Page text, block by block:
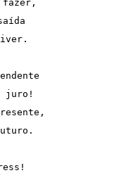
juro!